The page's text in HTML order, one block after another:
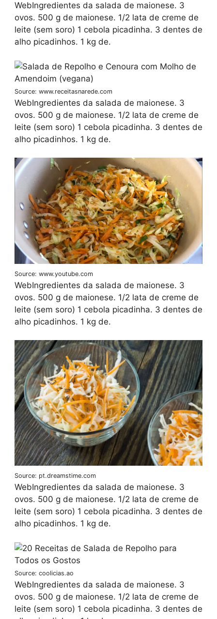
WebIngredientes da salada de maionese. 3
ovos. 500 g de maionese. 1/2 lata de creme de
leite (sem soro) 1 cebola picadinha. 3 dentes de
alho picadinhos. 1 kg de.
Source: www.receitasnarede.com
WebIngredientes da salada de maionese. 3
ovos. 500 g de maionese. 1/2 lata de creme de
leite (sem soro) 1 cebola picadinha. 3 dentes de
alho picadinhos. 1 kg de.
Source: www.youtube.com
WebIngredientes da salada de maionese. 3
ovos. 500 g de maionese. 1/2 lata de creme de
leite (sem soro) 1 cebola picadinha. 3 dentes de
alho picadinhos. 1 kg de.
Source: pt.dreamstime.com
WebIngredientes da salada de maionese. 3
ovos. 500 g de maionese. 1/2 lata de creme de
leite (sem soro) 1 cebola picadinha. 3 dentes de
alho picadinhos. 1 kg de.
Source: coolicias.ao
WebIngredientes da salada de maionese. 3
ovos. 500 g de maionese. 1/2 lata de creme de
leite (sem soro) 1 cebola picadinha. 3 dentes de